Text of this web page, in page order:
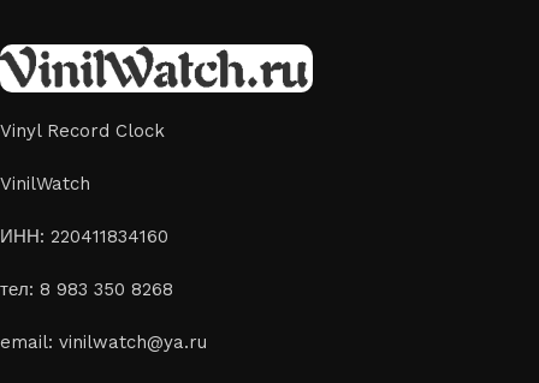
Vinyl Record Clock
VinilWatch
ИНН: 220411834160
тел: 8 983 350 8268
email: vinilwatch@ya.ru